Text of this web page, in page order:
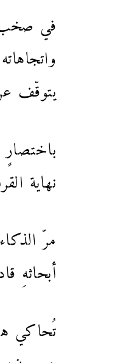
في صخب
يتوقّف
نهاية
أبحاثهِ